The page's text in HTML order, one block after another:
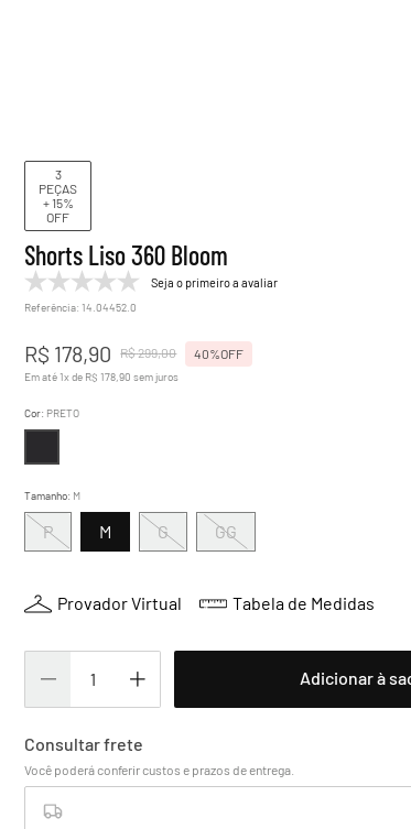
3
PEÇAS
+ 15%
OFF
Shorts Liso 360 Bloom
Seja o primeiro a avaliar
Referência: 14.04452.0
R$ 178,90 R$299,00 40%OFF
Em até 1x de R$ 178 ,90 sem juros
Tamanho: M
G GG
M
P
Cor: PRETO
Provador Virtual Tabela de Medidas
Adicionar à